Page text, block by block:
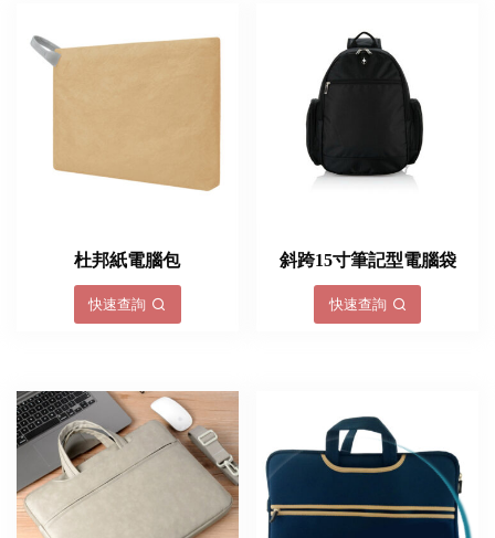
杜邦紙電腦包
快速查詢
斜跨15寸筆記型電腦袋
快速查詢